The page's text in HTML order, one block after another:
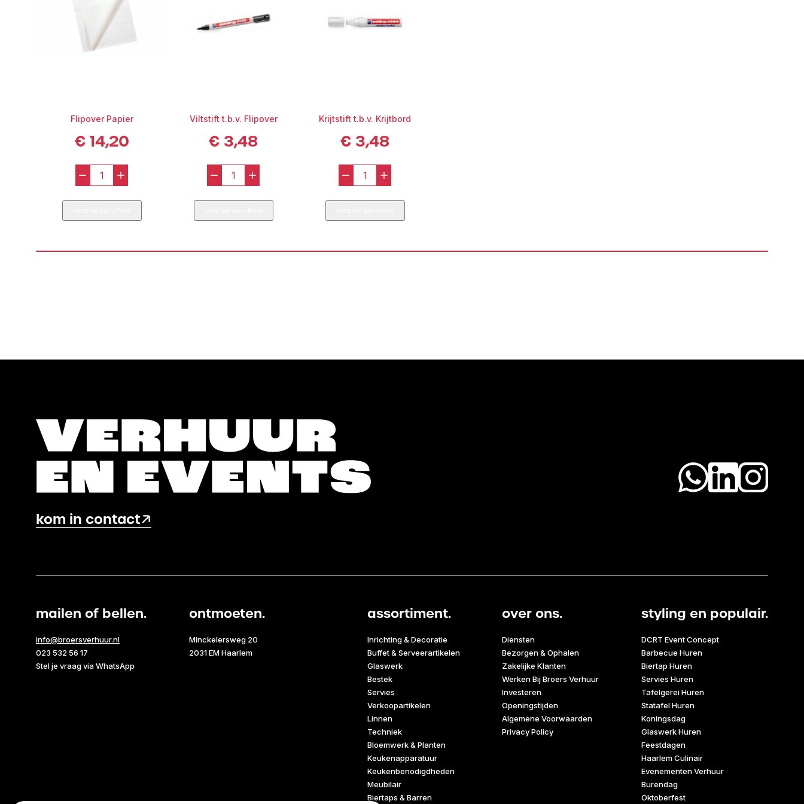
Flipover Papier
€14,20
-
Flipover
Papier
aantal
+
Viltstift t.b.v. Flipover
€ 3,48
-
Viltstift
t.b.v.
Flipover
+
Krijtstift t.b.v. Krijtbord
€ 3,48
-
Krijtstift
t.b.v.
Krijtbord
+
kom in contact
mailen of bellen.
info@broersverhuur.nl
023 532 56 17
Stel je vraag via WhatsApp
ontmoeten.
Minckelersweg 20
2031 EM Haarlem
assortiment.
Inrichting & Decoratie
Buffet & Serveerartikelen
Glaswerk
Bestek
Servies
Verkoopartikelen
Linnen
Techniek
Bloemwerk & Planten
Keukenapparatuur
Keukenbenodigdheden
Meubilair
Biertaps & Barren
over ons.
Diensten
Bezorgen & Ophalen
Zakelijke Klanten
Werken Bij Broers Verhuur
Investeren
Openingstijden
Algemene Voorwaarden
Privacy Policy
styling en populair.
DCRT Event Concept
Barbecue Huren
Biertap Huren
Servies Huren
Tafelgerei Huren
Statafel Huren
Koningsdag
Glaswerk Huren
Feestdagen
Haarlem Culinair
Evenementen Verhuur
Burendag
Oktoberfest